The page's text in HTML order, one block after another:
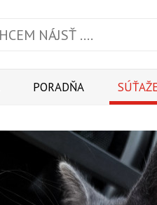
PORADŇA